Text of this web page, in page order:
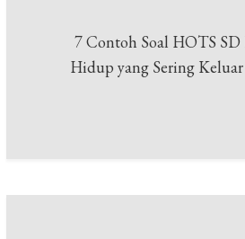
7 Contoh Soal HOTS
Hidup yang Sering